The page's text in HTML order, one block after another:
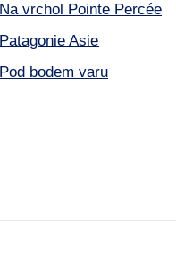
Na vrchol Pointe Percée
Patagonie Asie
Pod bodem varu